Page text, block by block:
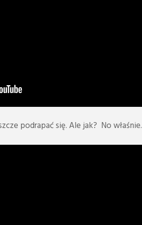
podrapać się. Ale jak? No